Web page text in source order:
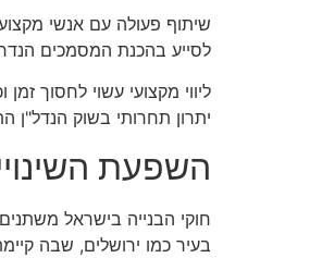
שיתוף פעולה עם אנשי
לסייע בהכנת המסמכים
ליווי מקצועי עשוי לחסוך
יתרון תחרותי בשוק הנדל"ן
השפעת
חוקי הבנייה בישראל
בעיר כמו ירושלים, שבה